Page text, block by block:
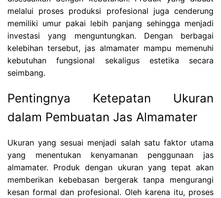
melalui proses produksi profesional juga cenderung
memiliki umur pakai lebih panjang sehingga menjadi
investasi yang menguntungkan. Dengan berbagai
kelebihan tersebut, jas almamater mampu memenuhi
kebutuhan fungsional sekaligus estetika secara
seimbang.
Pentingnya Ketepatan Ukuran
dalam Pembuatan Jas Almamater
Ukuran yang sesuai menjadi salah satu faktor utama
yang menentukan kenyamanan penggunaan jas
almamater. Produk dengan ukuran yang tepat akan
memberikan kebebasan bergerak tanpa mengurangi
kesan formal dan profesional. Oleh karena itu, proses